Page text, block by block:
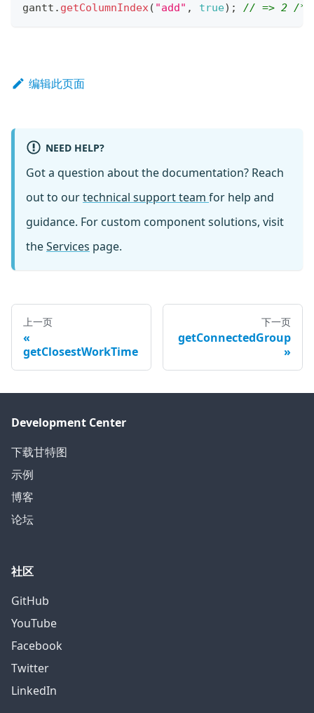
gantt . getColumnIndex( "add" , true) ; // => 2 /
编辑此页面
NEED HELP?
Got a question about the documentation? Reach
out to ourtechnical support team for help and
guidance. For custom component solutions, visit
theServices page.
上一页
getClosestWorkTime
下一页
getConnectedGroup
Development Center
下载甘特图
示例
博客
论坛
社区
GitHub
YouTube
Facebook
Twitter
LinkedIn